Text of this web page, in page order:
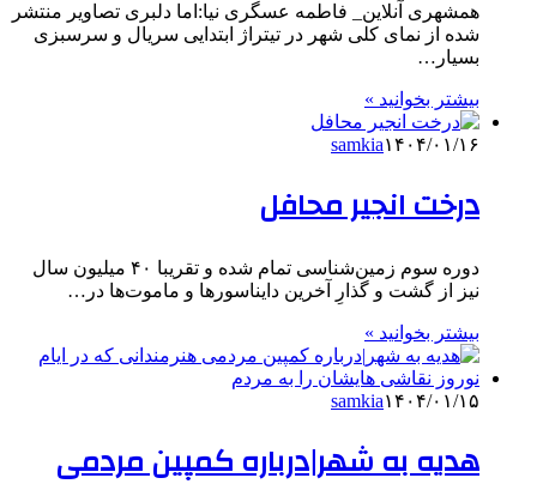
همشهری آنلاین_ فاطمه عسگری نیا:اما دلبری تصاویر منتشر
شده از نمای کلی شهر در تیتراژ ابتدایی سریال و سرسبزی
بسیار…
بیشتر بخوانید »
samkia۱۴۰۴/۰۱/۱۶
درخت انجیر محافل
دوره سوم زمین‌شناسی تمام شده و تقریبا ۴۰ میلیون سال
نیز از گشت و گذارِ آخرین دایناسورها و ماموت‌ها در…
بیشتر بخوانید »
samkia۱۴۰۴/۰۱/۱۵
هدیه به شهر|درباره کمپین مردمی